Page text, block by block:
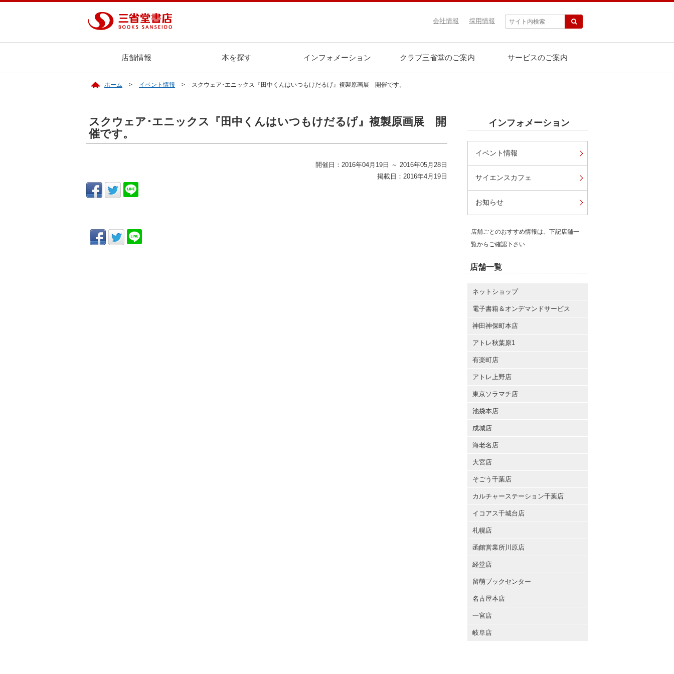
採用情報
会社情報
店舗情報 本を探す インフォメーション クラブ三省堂のご案内 サービスのご案内
ホーム イベント情報 スクウェア･エニックス『田中くんはいつもけだるげ』複製原画展 開催です。
スクウェア･エニックス『田中くんはいつもけだるげ』複製原画展 開
催です。
開催日：2016年04月19日 ～ 2016年05月28日
掲載日：2016年4月19日
インフォメーション
イベント情報
サイエンスカフェ
お知らせ
店舗ごとのおすすめ情報は、下記店舗一
覧からご確認下さい
店舗一覧
ネットショップ
電子書籍＆オンデマンドサービス
神田神保町本店
アトレ秋葉原1
有楽町店
アトレ上野店
東京ソラマチ店
池袋本店
成城店
海老名店
大宮店
そごう千葉店
カルチャーステーション千葉店
イコアス千城台店
札幌店
函館営業所川原店
経堂店
留萌ブックセンター
名古屋本店
一宮店
岐阜店